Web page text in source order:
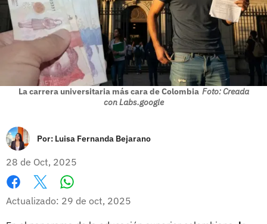
La carrera universitaria más cara de Colombia Foto: Creada
con Labs.google
Por: Luisa Fernanda Bejarano
28 de Oct, 2025
Facebook
X
Actualizado: 29 de oct, 2025